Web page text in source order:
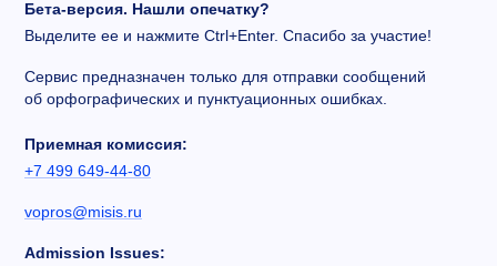
Бета-версия. Нашли опечатку?
Выделите ее и нажмите Ctrl+Enter. Спасибо за участие!
Сервис предназначен только для отправки сообщений
об орфографических и пунктуационных ошибках.
Приемная комиссия:
+7 499 649-44-80
vopros@misis.ru
Admission Issues: